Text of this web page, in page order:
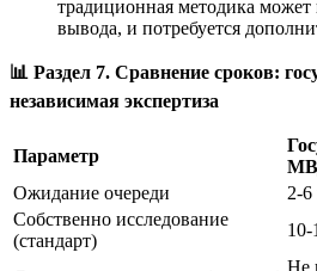
традиционная методика может
вывода, и потребуется
📊 Раздел 7. Сравнение сроков:
независимая экспертиза
Параметр
Ожидание очереди
2-6
Собственно исследование
(стандарт)
10-
Не